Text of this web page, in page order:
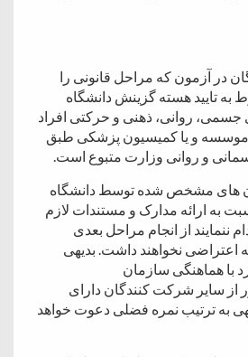
در آزمون که مراحل قانونی را
به تایید هسته گزینش دانشگاه
جسمی، روانی، ذهنی و حرکتی افراد
و یا کمیسیون پزشکی طبق
و روانی وزارت متبوع است.
های مشخص شده توسط دانشگاه
به ارائه مدارک و مستندات لازم
ننمایند از انجام مراحل بعدی
اعتراضی نخواهند داشت. بدیهی
با هماهنگی سازمان
سایر شرکت کنندگان دارای
به ترتیب نمره فضلی دعوت خواهد